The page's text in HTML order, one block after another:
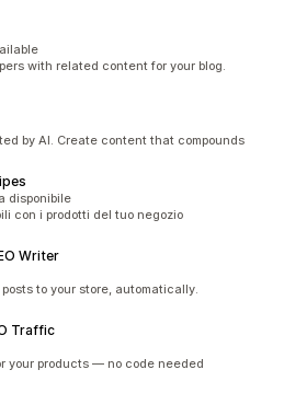
with related content for your blog.
by AI. Create content that compounds
disponibile
con i prodotti del tuo negozio
Writer
to your store, automatically.
Traffic
your products — no code needed